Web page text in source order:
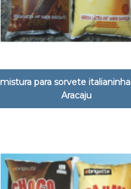
mistura para sorvete
Aracaju